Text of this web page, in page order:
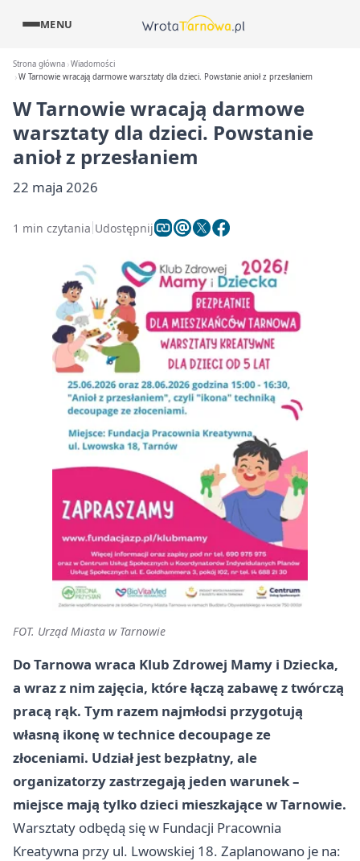
MENU
Strona główna Wiadomości
W Tarnowie wracają darmowe warsztaty dla dzieci. Powstanie anioł z przesłaniem
W Tarnowie wracają darmowe
warsztaty dla dzieci. Powstanie
anioł z przesłaniem
22 maja 2026
1 min czytania Udostępnij
FOT. Urząd Miasta w Tarnowie
Do Tarnowa wraca Klub Zdrowej Mamy i Dziecka,
a wraz z nim zajęcia, które łączą zabawę z twórczą
pracą rąk. Tym razem najmłodsi przygotują
własną ikonę w technice decoupage ze
złoceniami. Udział jest bezpłatny, ale
organizatorzy zastrzegają jeden warunek –
miejsce mają tylko dzieci mieszkające w Tarnowie.
Warsztaty odbędą się w Fundacji Pracownia
Kreatywna przy ul. Lwowskiej 18. Zaplanowano je na: